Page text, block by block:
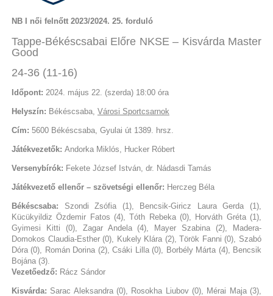
NB I női felnőtt 2023/2024. 25. forduló
Tappe-Békéscsabai Előre NKSE – Kisvárda Master
Good
24-36 (11-16)
Időpont: 2024. május 22. (szerda) 18:00 óra
Helyszín: Békéscsaba, Városi Sportcsarnok
Cím: 5600 Békéscsaba, Gyulai út 1389. hrsz.
Játékvezetők: Andorka Miklós, Hucker Róbert
Versenybírók: Fekete József István, dr. Nádasdi Tamás
Játékvezető ellenőr – szövetségi ellenőr: Herczeg Béla
Békéscsaba: Szondi Zsófia (1), Bencsik-Giricz Laura Gerda (1),
Kücükyildiz Özdemir Fatos (4), Tóth Rebeka (0), Horváth Gréta (1),
Gyimesi Kitti (0), Zagar Andela (4), Mayer Szabina (2), Madera-
Domokos Claudia-Esther (0), Kukely Klára (2), Török Fanni (0), Szabó
Dóra (0), Román Dorina (2), Csáki Lilla (0), Borbély Márta (4), Bencsik
Bojána (3).
Vezetőedző: Rácz Sándor
Kisvárda: Sarac Aleksandra (0), Rosokha Liubov (0), Mérai Maja (3),